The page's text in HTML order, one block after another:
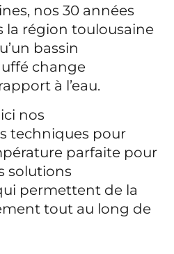
nos 30 années
la région toulousaine
bassin
change
à l’eau.
nos
techniques pour
parfaite pour
solutions
permettent de la
tout au long de